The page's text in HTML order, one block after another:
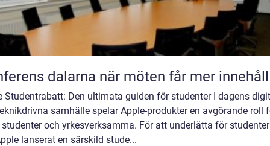
Konferens dalarna när möten får mer innehåll
Studentrabatt: Den ultimata guiden för studenter I dagens
samhälle spelar Apple-produkter en avgörande roll
och yrkesverksamma. För att underlätta för
lanserat en särskild stude...